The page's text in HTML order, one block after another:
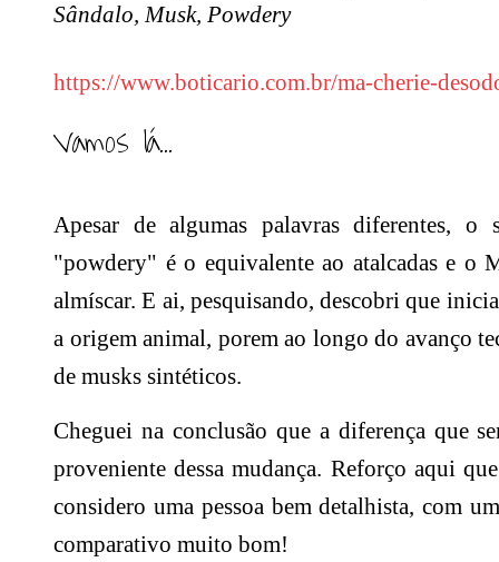
Sândalo, Musk, Powdery
https://www.boticario.com.br/ma-cherie-
Vamos lá...
Apesar de algumas palavras diferentes,
"powdery" é o equivalente ao atalcadas e o
almíscar. E ai, pesquisando, descobri que
a origem animal, porem ao longo do avanço
de musks sintéticos.
Cheguei na conclusão que a diferença que
proveniente dessa mudança. Reforço aqui
considero uma pessoa bem detalhista, com
comparativo muito bom!